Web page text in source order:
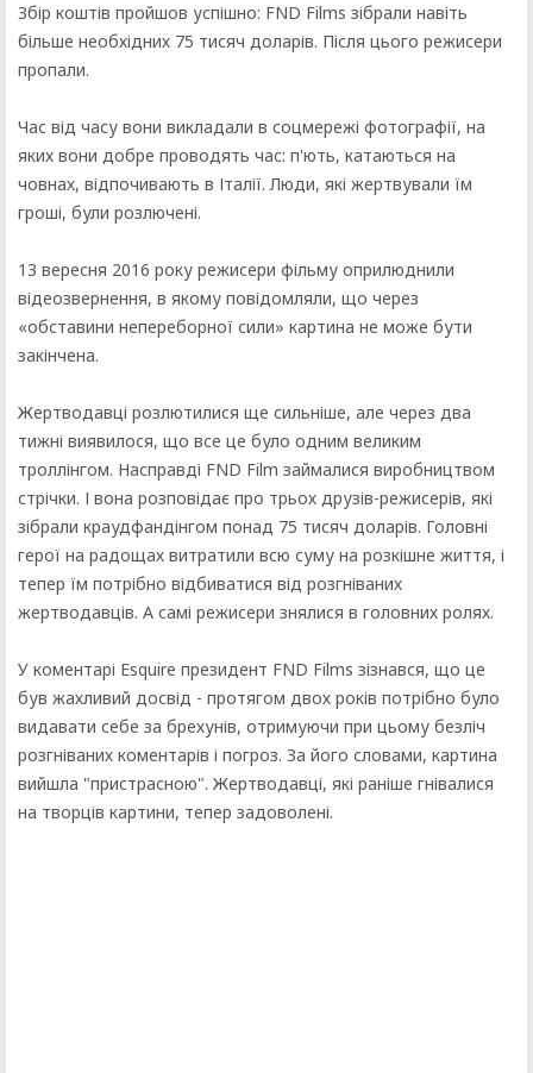
Збір коштів пройшов успішно: FND Films зібрали навіть
більше необхідних 75 тисяч доларів. Після цього режисери
пропали.
Час від часу вони викладали в соцмережі фотографії, на
яких вони добре проводять час: п'ють, катаються на
човнах, відпочивають в Італії. Люди, які жертвували їм
гроші, були розлючені.
13 вересня 2016 року режисери фільму оприлюднили
відеозвернення, в якому повідомляли, що через
«обставини непереборної сили» картина не може бути
закінчена.
Жертводавці розлютилися ще сильніше, але через два
тижні виявилося, що все це було одним великим
троллінгом. Насправді FND Film займалися виробництвом
стрічки. І вона розповідає про трьох друзів-режисерів, які
зібрали краудфандінгом понад 75 тисяч доларів. Головні
герої на радощах витратили всю суму на розкішне життя, і
тепер їм потрібно відбиватися від розгніваних
жертводавців. А самі режисери знялися в головних ролях.
У коментарі Esquire президент FND Films зізнався, що це
був жахливий досвід - протягом двох років потрібно було
видавати себе за брехунів, отримуючи при цьому безліч
розгніваних коментарів і погроз. За його словами, картина
вийшла "пристрасною". Жертводавці, які раніше гнівалися
на творців картини, тепер задоволені.